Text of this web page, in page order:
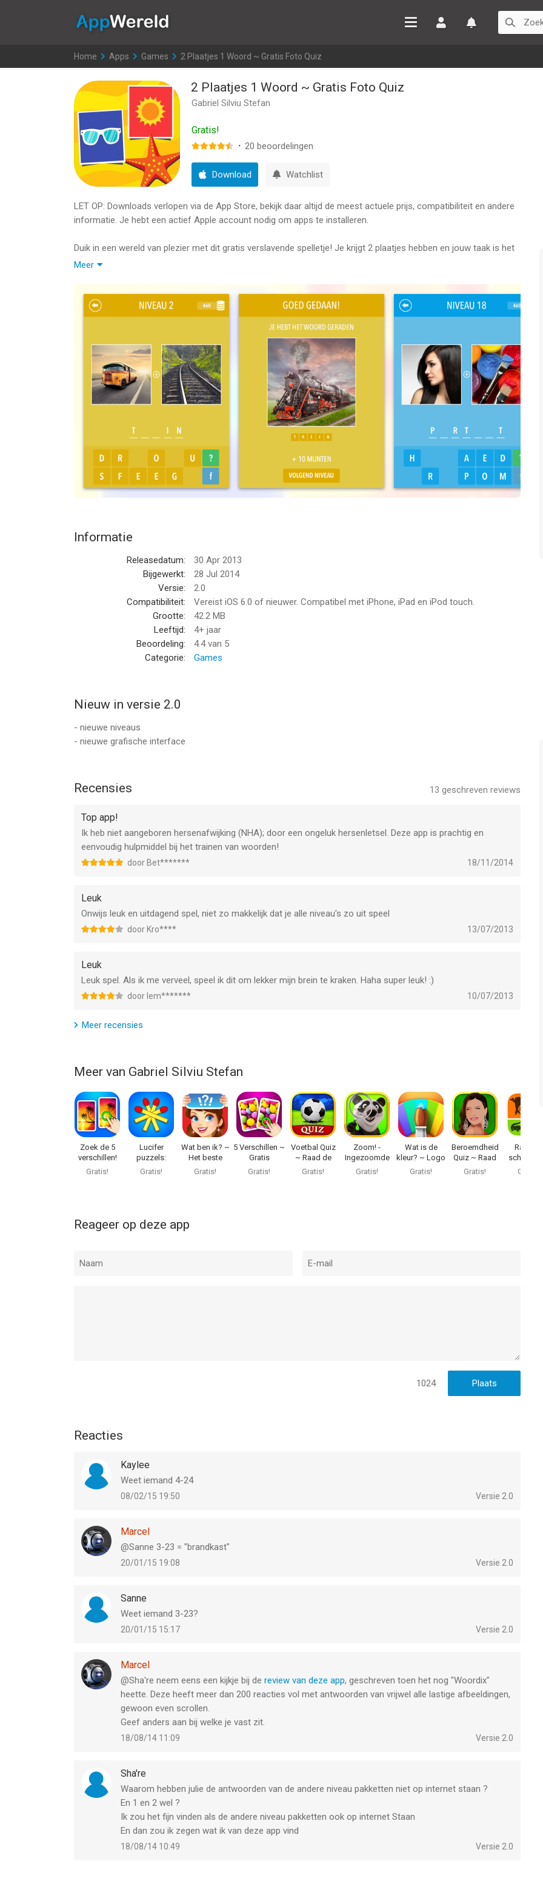
Home >
Apps >
Games >
2 Plaatjes 1 Woord ~ Gratis Foto Quiz
2 Plaatjes 1 Woord ~ Gratis Foto Quiz
Gabriel Silviu Stefan
Gratis!
· 20 beoordelingen
Download Watchlist
LET OP: Downloads verlopen via de App Store, bekijk daar altijd de meest actuele prijs, compatibiliteit en andere
informatie. Je hebt een actief Apple account nodig om apps te installeren.
Duik in een wereld van plezier met dit gratis verslavende spelletje! Je krijgt 2 plaatjes hebben en jouw taak is het
raden van dat woord. Zo eenvoudig is het!
Word rijk door bij ieder juist antwoord muntjes te winnen. Er zijn 170 niveaus waarmee je je kunt vermaken. Ga je
KRIJG HINTS!
Voor het geval je bent vastgelopen: maak je niet druk! Je kunt altijd hints krijgen met de muntjes die je al hebt of
die je in pakketten kunt kopen in de winkel.
2 Plaatjes 1 Woord ~ Gratis Foto Quiz van Gabriel Silviu Stefan is een app voor iPhone, iPad en iPod touch met
iOS versie 6.0 of hoger, geschikt bevonden voor gebruikers met leeftijden vanaf
Informatie voor 2 Plaatjes 1 Woord ~ Gratis Foto Quizis het laatst vergeleken op 6 Aug om 18:56.
Meer
Informatie
Releasedatum:
30 Apr 2013
Bijgewerkt:
28 Jul 2014
Versie:
2.0
Compatibiliteit:
Vereist iOS 6.0 of nieuwer. Compatibel met iPhone, iPad en iPod touch.
Grootte:
42.2 MB
Leeftijd:
4+ jaar
Beoordeling:
4.4van 5
Categorie:
Games
Nieuw in versie 2.0
- nieuwe niveaus
- nieuwe grafische interface
13 geschreven reviews
Recensies
Top app!
Ik heb niet aangeboren hersenafwijking (NHA); door een ongeluk hersenletsel. Deze app is prachtig en
eenvoudig hulpmiddel bij het trainen van woorden!
door Bet******* 18/11/2014
Leuk
Onwijs leuk en uitdagend spel, niet zo makkelijk dat je alle niveau's zo uit speel
door Kro**** 13/07/2013
Leuk
Leuk spel. Als ik me verveel, speel ik dit om lekker mijn brein te kraken. Haha super leuk! :)
door Iem******* 10/07/2013
Meer recensies
Meer van Gabriel Silviu Stefan
Zoek de 5
verschillen!
Gratis!
Lucifer
puzzels:
Spelletjes HD
Gratis!
Wat ben ik? ~
Het beste
party spel
Gratis!
5 Verschillen ~
Gratis
spelletjes
Gratis!
Voetbal Quiz
~ Raad de
speler en
Gratis!
Zoom! -
Ingezoomde
foto's
Gratis!
Wat is de
kleur? ~ Logo
quiz
Gratis!
Beroemdheid
Quiz ~ Raad
wie het is?
Gratis!
Raad de
schaduw!
PopGratis!
Reageer op deze app
1024
Reacties
Kaylee
Weet iemand 4-24
Versie 2.0
08/02/15 19:50
Marcel
@Sanne 3-23 = "brandkast"
Versie 2.0
20/01/15 19:08
Sanne
Weet iemand 3-23?
Versie 2.0
20/01/15 15:17
Marcel
@Sha're neem eens een kijkje bij de review van deze app, geschreven toen het nog "Woordix"
heette. Deze heeft meer dan 200 reacties vol met antwoorden van vrijwel alle lastige afbeeldingen,
gewoon even scrollen.
Geef anders aan bij welke je vast zit.
Versie 2.0
18/08/14 11:09
Sha're
Waarom hebben julie de antwoorden van de andere niveau pakketten niet op internet staan ?
En 1 en 2 wel ?
Ik zou het fijn vinden als de andere niveau pakketten ook op internet Staan
En dan zou ik zegen wat ik van deze app vind
Versie 2.0
18/08/14 10:49